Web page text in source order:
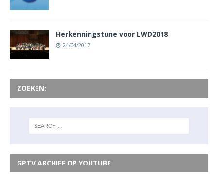
Herkenningstune voor LWD2018
24/04/2017
ZOEKEN:
GPTV ARCHIEF OP YOUTUBE